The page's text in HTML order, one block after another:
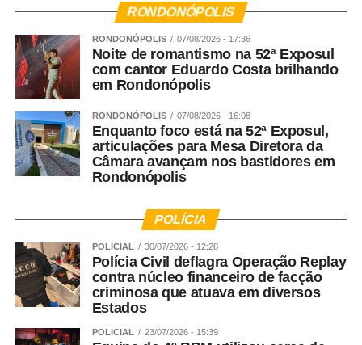
conta atualmente com cerca de 1.600 colaboradores.
Especializado no atendimento de crianças de 4 meses a
6 anos, o Fadelito possui metodologia própria,
desenvolvida por um comitê pedagógico multidisciplinar
e aprimorada continuamente a partir de estudos e novas
descobertas da Educação Infantil. Entre seus diferenciais
está o Baby Learning, programa multidisciplinar criado
para bebês do berçário, que integra conhecimentos de
Pediatria, Fisioterapia e Pedagogia para estimular, de
forma planejada e respeitosa, o desenvolvimento motor,
considerando as particularidades de cada fase da
Fadelito trabalha ativamente para fortalecer a
compreensão de que investir nos primeiros anos de vida
é investir no desenvolvimento humano e no futuro da
RONDONÓPOLIS
RONDONÓPOLIS 07/08/2026 - 17:36
Noite de romantismo na 52ª Exposul
com cantor Eduardo Costa brilhando
em Rondonópolis
RONDONÓPOLIS 07/08/2026 - 16:08
Enquanto foco está na 52ª Exposul,
articulações para Mesa Diretora da
Câmara avançam nos bastidores em
Rondonópolis
POLÍCIA
POLICIAL 30/07/2026 - 12:28
Polícia Civil deflagra Operação Replay
contra núcleo financeiro de facção
criminosa que atuava em diversos
Estados
POLICIAL 23/07/2026 - 15:39